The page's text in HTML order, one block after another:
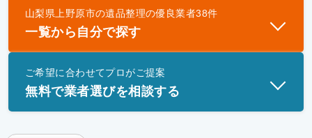
優良業者とは
一般財団法人遺品整理認定協会、および一般社団法
士」資格を持つ事業者のみ掲載しています。
山梨県上野原市の遺品整理の優良業者38件
一覧から自分で探す
ご希望に合わせてプロがご提案
無料で業者選びを相談する